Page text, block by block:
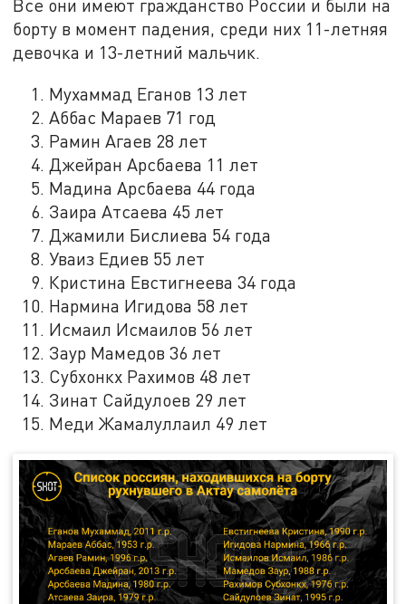
Все они имеют гражданство России и были на
борту в момент падения, среди них 11-летняя
девочка и 13-летний мальчик.
Мухаммад Еганов 13 лет
Аббас Мараев 71 год
Рамин Агаев 28 лет
Джейран Арсбаева 11 лет
Мадина Арсбаева 44 года
Заира Атсаева 45 лет
Джамили Бислиева 54 года
Уваиз Едиев 55 лет
Кристина Евстигнеева 34 года
Нармина Игидова 58 лет
Исмаил Исмаилов 56 лет
Заур Мамедов 36 лет
Субхонкх Рахимов 48 лет
Зинат Сайдулоев 29 лет
Меди Жамалуллаил 49 лет